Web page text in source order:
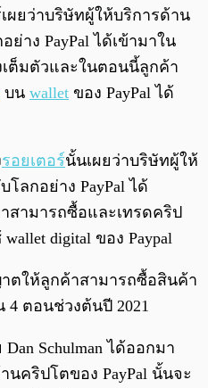
0:00 0:00
ผยว่าบริษัทผู้ให้บริการด้าน
าง PayPal ได้เข้ามาใน
ต็มตัวและในตอนนี้ลูกค้า
บน wallet ของ PayPal ได้
รอยเตอร์นั้นเผยว่าบริษัทผู้ให้
ลกอย่าง PayPal ได้
สามารถซื้อและเทรดคริป
digital ของ Paypal
ตให้ลูกค้าสามารถซื้อสินค้า
4 ตอนช่วงต้นปี 2021
Schulman ได้ออกมา
นคริปโตของ PayPal นั้นจะ